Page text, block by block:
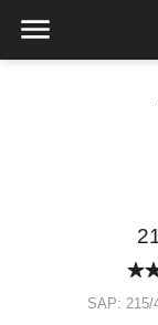
SAP: 215/